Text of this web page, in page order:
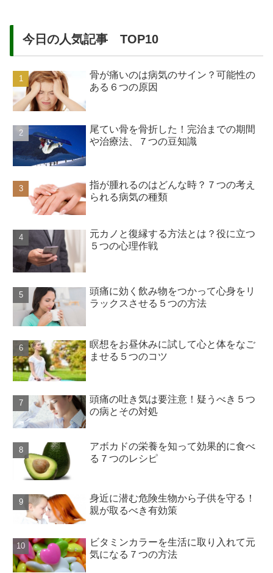
今日の人気記事 TOP10
骨が痛いのは病気のサイン？可能性の
ある６つの原因
尾てい骨を骨折した！完治までの期間
や治療法、７つの豆知識
指が腫れるのはどんな時？７つの考え
られる病気の種類
元カノと復縁する方法とは？役に立つ
５つの心理作戦
頭痛に効く飲み物をつかって心身をリ
ラックスさせる５つの方法
瞑想をお昼休みに試して心と体をなご
ませる５つのコツ
頭痛の吐き気は要注意！疑うべき５つ
の病とその対処
アボカドの栄養を知って効果的に食べ
る７つのレシピ
身近に潜む危険生物から子供を守る！
親が取るべき有効策
ビタミンカラーを生活に取り入れて元
気になる７つの方法